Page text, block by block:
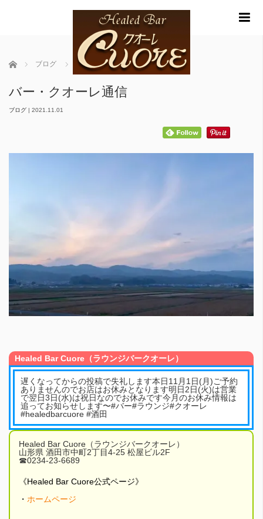
ホーム ブログ バー・クオーレ通信
バー・クオーレ通信
ブログ | 2021.11.01
Healed Bar Cuore（ラウンジバークオーレ）
遅くなってからの投稿で失礼します本日11月1日(月)ご予約
ありませんのでお店はお休みとなります明日2日(火)は営業
で翌日3日(水)は祝日なのでお休みです今月のお休み情報は
追ってお知らせします〜#バー#ラウンジ#クオーレ
#healedbarcuore #酒田
Healed Bar Cuore（ラウンジバークオーレ）
山形県 酒田市中町2丁目4-25 松屋ビル2F
☎︎0234-23-6689
《Healed Bar Cuore公式ページ》
・ ホームページ